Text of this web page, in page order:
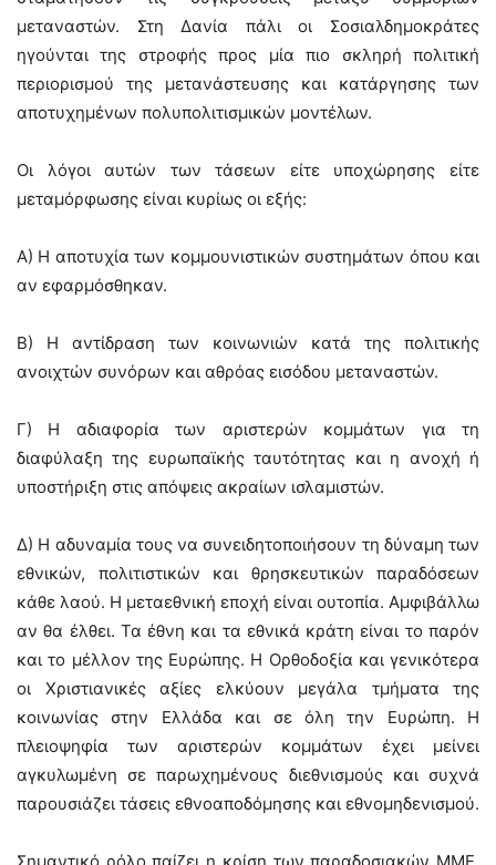
μεταναστών. Στη Δανία πάλι οι Σοσιαλδημοκράτες
ηγούνται της στροφής προς μία πιο σκληρή πολιτική
περιορισμού της μετανάστευσης και κατάργησης των
αποτυχημένων πολυπολιτισμικών μοντέλων.
Οι λόγοι αυτών των τάσεων είτε υποχώρησης είτε
μεταμόρφωσης είναι κυρίως οι εξής:
Α) Η αποτυχία των κομμουνιστικών συστημάτων όπου και
αν εφαρμόσθηκαν.
Β) Η αντίδραση των κοινωνιών κατά της πολιτικής
ανοιχτών συνόρων και αθρόας εισόδου μεταναστών.
Γ) Η αδιαφορία των αριστερών κομμάτων για τη
διαφύλαξη της ευρωπαϊκής ταυτότητας και η ανοχή ή
υποστήριξη στις απόψεις ακραίων ισλαμιστών.
Δ) Η αδυναμία τους να συνειδητοποιήσουν τη δύναμη των
εθνικών, πολιτιστικών και θρησκευτικών παραδόσεων
κάθε λαού. Η μεταεθνική εποχή είναι ουτοπία. Αμφιβάλλω
αν θα έλθει. Τα έθνη και τα εθνικά κράτη είναι το παρόν
και το μέλλον της Ευρώπης. Η Ορθοδοξία και γενικότερα
οι Χριστιανικές αξίες ελκύουν μεγάλα τμήματα της
κοινωνίας στην Ελλάδα και σε όλη την Ευρώπη. Η
πλειοψηφία των αριστερών κομμάτων έχει μείνει
αγκυλωμένη σε παρωχημένους διεθνισμούς και συχνά
παρουσιάζει τάσεις εθνοαποδόμησης και εθνομηδενισμού.